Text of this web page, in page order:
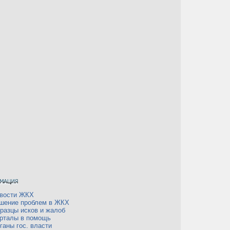
ЖКХ
проблем в ЖКХ
исков и жалоб
в помощь
гос. власти